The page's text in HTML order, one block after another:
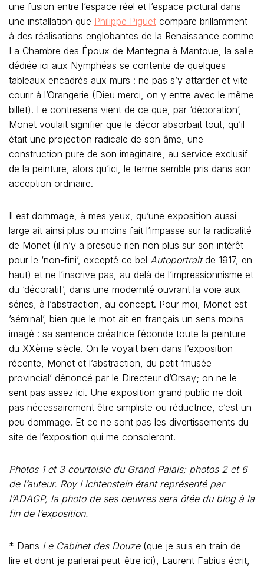
une fusion entre l’espace réel et l’espace pictural dans
une installation que Philippe Piguet compare brillamment
à des réalisations englobantes de la Renaissance comme
La Chambre des Époux de Mantegna à Mantoue, la salle
dédiée ici aux Nymphéas se contente de quelques
tableaux encadrés aux murs : ne pas s’y attarder et vite
courir à l’Orangerie (Dieu merci, on y entre avec le même
billet). Le contresens vient de ce que, par ‘décoration’,
Monet voulait signifier que le décor absorbait tout, qu’il
était une projection radicale de son âme, une
construction pure de son imaginaire, au service exclusif
de la peinture, alors qu’ici, le terme semble pris dans son
acception ordinaire.
Il est dommage, à mes yeux, qu’une exposition aussi
large ait ainsi plus ou moins fait l’impasse sur la radicalité
de Monet (il n’y a presque rien non plus sur son intérêt
pour le ‘non-fini’, excepté ce bel Autoportraitde 1917, en
haut) et ne l’inscrive pas, au-delà de l’impressionnisme et
du ‘décoratif’, dans une modernité ouvrant la voie aux
séries, à l’abstraction, au concept. Pour moi, Monet est
’séminal’, bien que le mot ait en français un sens moins
imagé : sa semence créatrice féconde toute la peinture
du XXème siècle. On le voyait bien dans l’exposition
récente, Monet et l’abstraction, du petit ‘musée
provincial’ dénoncé par le Directeur d’Orsay; on ne le
sent pas assez ici. Une exposition grand public ne doit
pas nécessairement être simpliste ou réductrice, c’est un
peu dommage. Et ce ne sont pas les divertissements du
site de l’exposition qui me consoleront.
Photos 1 et 3 courtoisie du Grand Palais; photos 2 et 6
de l’auteur. Roy Lichtenstein étant représenté par
l’ADAGP, la photo de ses oeuvres sera ôtée du blog à la
fin de l’exposition.
* Dans Le Cabinet des Douze(que je suis en train de
lire et dont je parlerai peut-être ici), Laurent Fabius écrit,